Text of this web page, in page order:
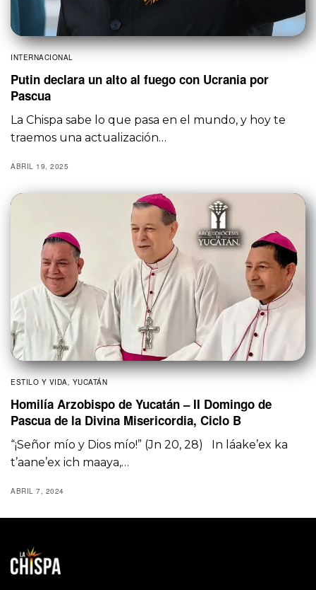
INTERNACIONAL
Putin declara un alto al fuego con Ucrania por
Pascua
La Chispa sabe lo que pasa en el mundo, y hoy te
traemos una actualización…
ABRIL 19, 2025
ESTILO Y VIDA, YUCATÁN
Homilía Arzobispo de Yucatán – II Domingo de
Pascua de la Divina Misericordia, Ciclo B
“¡Señor mío y Dios mío!” (Jn 20, 28) In láake’ex ka
t’aane’ex ich maaya,…
ABRIL 7, 2024